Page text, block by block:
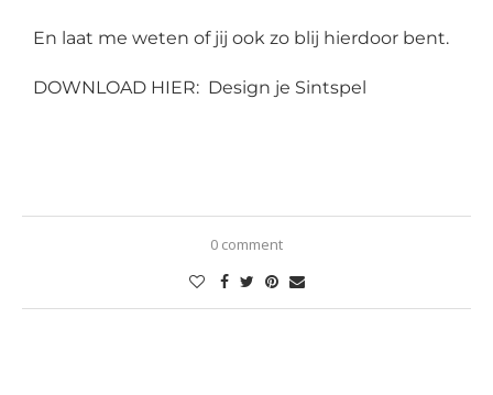
En laat me weten of jij ook zo blij hierdoor bent.
DOWNLOAD HIER: Design je Sintspel
0 comment